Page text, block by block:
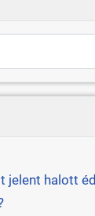
jelent halott